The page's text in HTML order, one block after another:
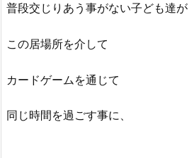
普段交じりあう事がない子ども達が
この居場所を介して
カードゲームを通じて
同じ時間を過ごす事に、